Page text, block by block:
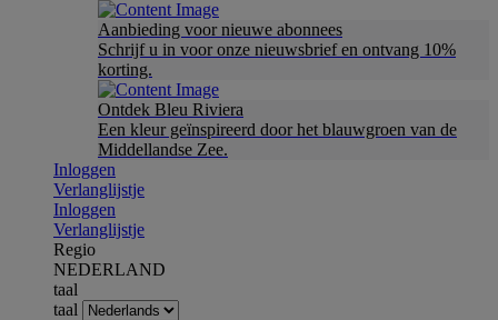
Aanbieding voor nieuwe abonnees
Schrijf u in voor onze nieuwsbrief en ontvang 10%
korting.
Ontdek Bleu Riviera
Een kleur geïnspireerd door het blauwgroen van de
Middellandse Zee.
Inloggen
Verlanglijstje
Inloggen
Verlanglijstje
Regio
NEDERLAND
taal
taal